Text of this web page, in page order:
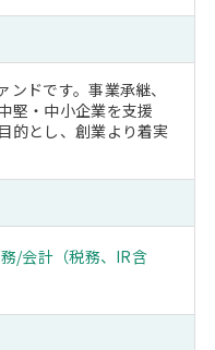
ドです。事業承継、
堅・中小企業を支援
的とし、創業より着実
/会計（税務、IR含